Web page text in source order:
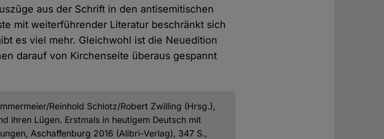
aus der Schrift in den antisemitischen
mit weiterführender Literatur beschränkt sich
es viel mehr. Gleichwohl ist die Neuedition
darauf von Kirchenseite überaus gespannt
Reinhold Schlotz/Robert Zwilling (Hrsg.),
ihren Lügen. Erstmals in heutigem Deutsch mit
Aschaffenburg 2016 (Alibri-Verlag), 347 S.,